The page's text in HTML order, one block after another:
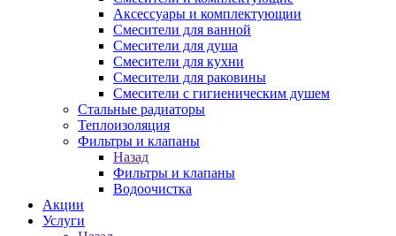
Аксессуары и комплектующии
Смесители для ванной
Смесители для душа
Смесители для кухни
Смесители для раковины
Смесители с гигиеническим душем
Стальные радиаторы
Теплоизоляция
Фильтры и клапаны
Назад
Фильтры и клапаны
Водоочистка
Акции
Услуги